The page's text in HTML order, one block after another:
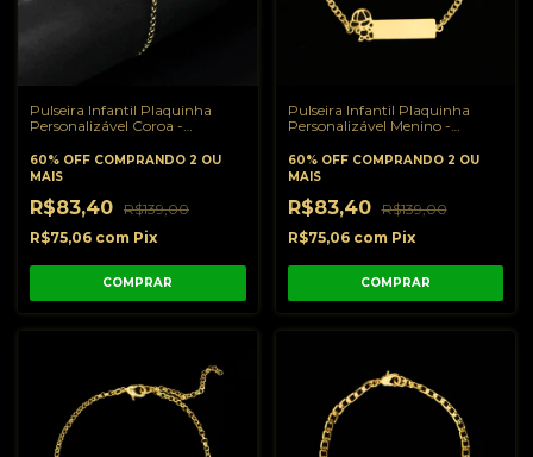
Pulseira Infantil Plaquinha
Personalizável Coroa -
60% OFF COMPRANDO 2 OU
MAIS
R$83,40 R$139,00
R$75,06 com Pix
Pulseira Infantil Plaquinha
Personalizável Menino -
60% OFF COMPRANDO 2 OU
MAIS
R$83,40 R$139,00
R$75,06 com Pix